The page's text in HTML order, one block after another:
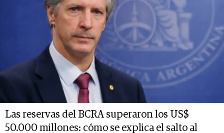
Las reservas del BCRA superaron los US$
50.000 millones: cómo se explica el salto al